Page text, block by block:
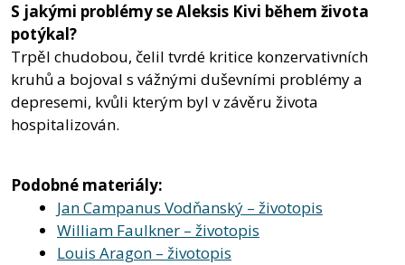
S jakými problémy se Aleksis Kivi během života
potýkal?
Trpěl chudobou, čelil tvrdé kritice konzervativních
kruhů a bojoval s vážnými duševními problémy a
depresemi, kvůli kterým byl v závěru života
hospitalizován.
Podobné materiály:
Jan Campanus Vodňanský – životopis
William Faulkner – životopis
Louis Aragon – životopis